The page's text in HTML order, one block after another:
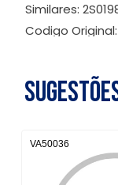
Similares:
Codigo Original:
VA50036